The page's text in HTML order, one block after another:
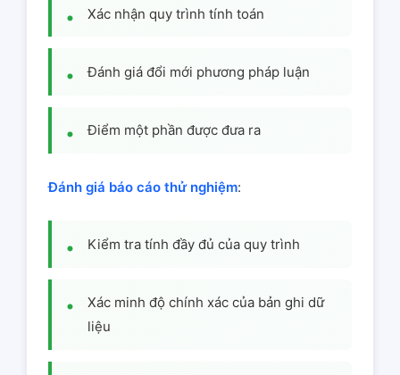
Xác nhận quy trình tính toán
Đánh giá đổi mới phương pháp luận
Điểm một phần được đưa ra
Đánh giá báo cáo thử nghiệm:
Kiểm tra tính đầy đủ của quy trình
Xác minh độ chính xác của bản ghi dữ
liệu